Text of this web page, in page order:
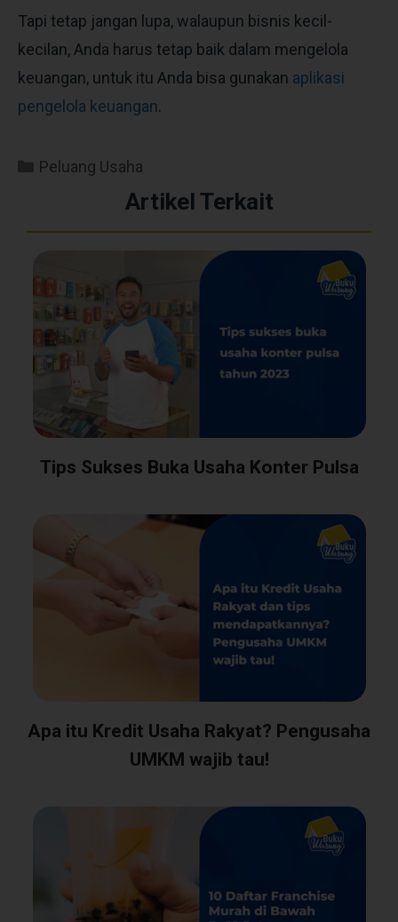
Tapi tetap jangan lupa, walaupun bisnis kecil-
kecilan, Anda harus tetap baik dalam mengelola
keuangan, untuk itu Anda bisa gunakan aplikasi
pengelola keuangan.
Peluang Usaha
Artikel Terkait
Tips Sukses Buka Usaha Konter Pulsa
Apa itu Kredit Usaha Rakyat? Pengusaha
UMKM wajib tau!